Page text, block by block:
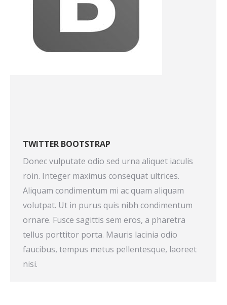
TWITTER BOOTSTRAP
Donec vulputate odio sed urna aliquet iaculis
roin. Integer maximus consequat ultrices.
Aliquam condimentum mi ac quam aliquam
volutpat. Ut in purus quis nibh condimentum
ornare. Fusce sagittis sem eros, a pharetra
tellus porttitor porta. Mauris lacinia odio
faucibus, tempus metus pellentesque, laoreet
nisi.